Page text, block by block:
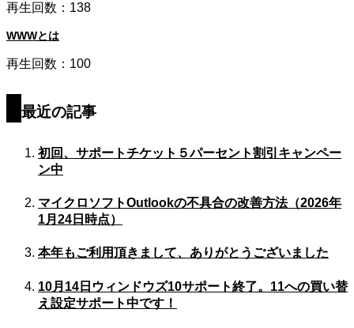
再生回数：138
WWWとは
再生回数：100
最近の記事
初回、サポートチケット５パーセント割引キャンペー
ン中
マイクロソフトOutlookの不具合の改善方法（2026年
1月24日時点）
本年もご利用頂きまして、ありがとうございました
10月14日ウィンドウズ10サポート終了。11への買い替
え設定サポート中です！